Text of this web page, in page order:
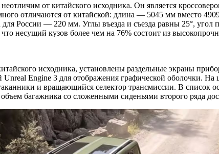
от китайского исходника. Он является
отличаются от китайской: длина — 5045 мм вместо
России — 220 мм. Углы въезда и съезда равны 25°,
несущий кузов более чем на 76% состоит из
исходника, установлены раздельные экраны
Unreal Engine 3 для отображения графической оболочки.
и вращающийся селектор трансмиссии. В список
багажника со сложенными сиденьями второго ряда